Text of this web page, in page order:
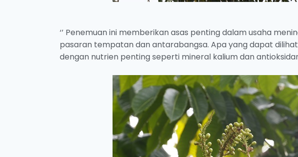
‘’ Penemuan ini memberikan asas penting dalam usaha
pasaran tempatan dan antarabangsa. Apa yang dapat
dengan nutrien penting seperti mineral kalium dan